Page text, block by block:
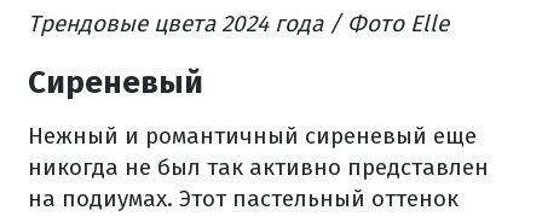
Трендовые цвета 2024 года / Фото Elle
Сиреневый
Нежный и романтичный сиреневый еще
никогда не был так активно представлен
на подиумах. Этот пастельный оттенок